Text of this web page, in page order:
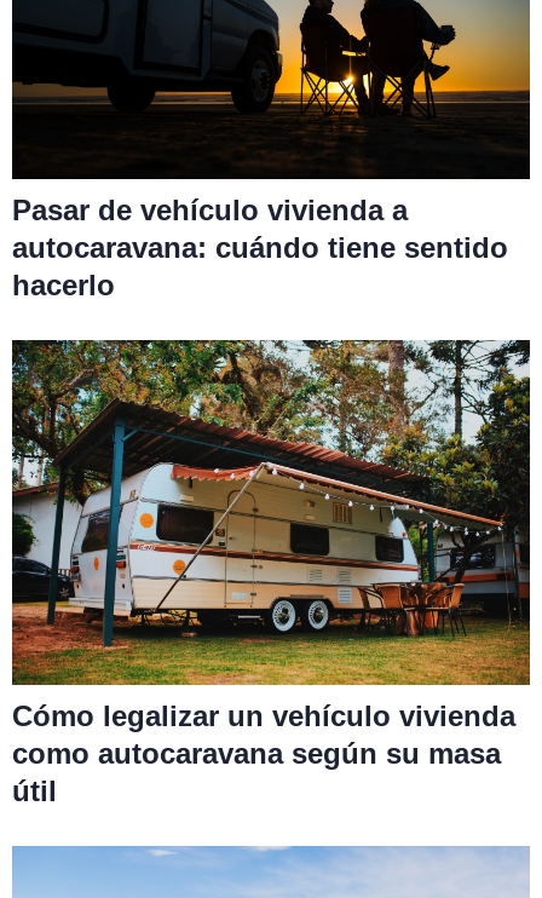
Pasar de vehículo vivienda a
autocaravana: cuándo tiene sentido
hacerlo
Cómo legalizar un vehículo vivienda
como autocaravana según su masa
útil